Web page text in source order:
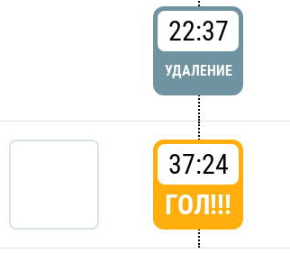
22:37
УДАЛЕНИЕ
37:24
ГОЛ!!!